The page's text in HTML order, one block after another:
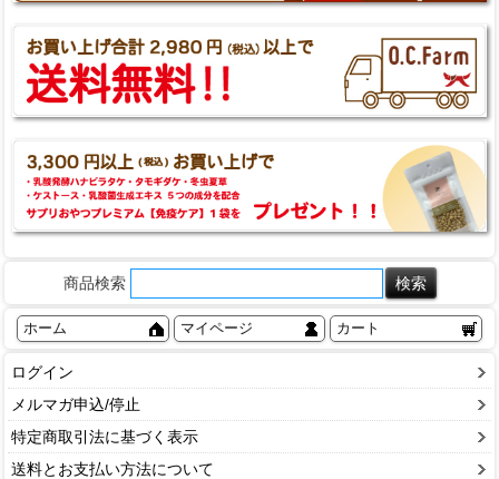
商品検索
ホーム マイページ カート
ログイン
メルマガ申込/停止
特定商取引法に基づく表示
送料とお支払い方法について